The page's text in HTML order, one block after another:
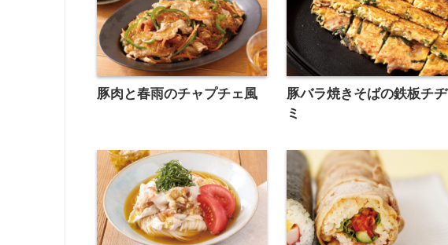
豚肉と春雨のチャプチェ風
豚バラ焼きそばの鉄板チヂ
ミ